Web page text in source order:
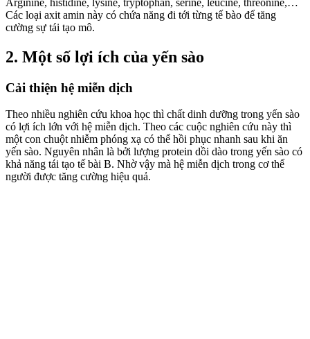
Arginine, histidine, lysine, tryptophan, serine, leucine, threonine,…
Các loại axit amin này có chứa năng đi tới từng tế bào để tăng
cường sự tái tạo mô.
2. Một số lợi ích của yến sào
Cải thiện hệ miễn dịch
Theo nhiều nghiên cứu khoa học thì chất dinh dưỡng trong yến sào
có lợi ích lớn với hệ miễn dịch. Theo các cuộc nghiên cứu này thì
một con chuột nhiễm phóng xạ có thể hồi phục nhanh sau khi ăn
yến sào. Nguyên nhân là bởi lượng protein dồi dào trong yến sào có
khả năng tái tạo tế bài B. Nhờ vậy mà hệ miễn dịch trong cơ thể
người được tăng cường hiệu quả.